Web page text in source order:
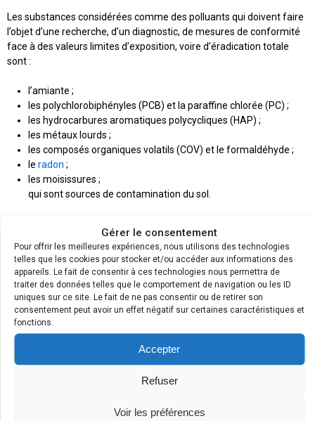
Gérer le consentement
Pour offrir les meilleures expériences, nous utilisons des technologies
telles que les cookies pour stocker et/ou accéder aux informations des
appareils. Le fait de consentir à ces technologies nous permettra de
traiter des données telles que le comportement de navigation ou les ID
uniques sur ce site. Le fait de ne pas consentir ou de retirer son
consentement peut avoir un effet négatif sur certaines caractéristiques et
fonctions.
Accepter
Refuser
Voir les préférences
Les substances considérées comme des polluants qui doivent faire
l’objet d’une recherche, d’un diagnostic, de mesures de conformité
face à des valeurs limites d’exposition, voire d’éradication totale
sont :
l’amiante ;
les polychlorobiphényles (PCB) et la paraffine chlorée (PC) ;
les hydrocarbures aromatiques polycycliques (HAP) ;
les métaux lourds ;
les composés organiques volatils (COV) et le formaldéhyde ;
le radon ;
les moisissures ;
qui sont sources de contamination du sol.
immobilière en Suisse agréée, vous accompagne dans la détection
de substances menaçant la santé des occupants.
Envoyez-moi un devis
Demandez un devis
Remplissez le formulaire ci-dessous afin que nos experts